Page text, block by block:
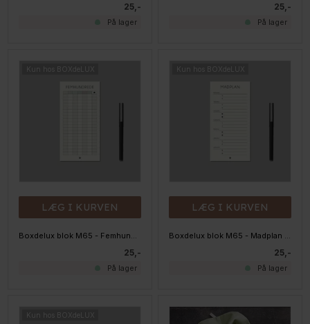
25,-
På lager
25,-
På lager
Kun hos BOXdeLUX
LÆG I KURVEN
25,-
På lager
Kun hos BOXdeLUX
LÆG I KURVEN
25,-
På lager
Kun hos BOXdeLUX